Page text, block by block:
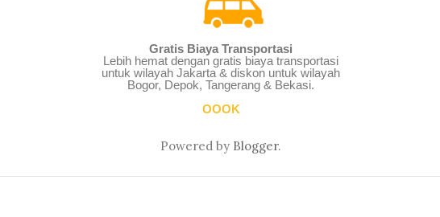
Gratis Biaya Transportasi
Lebih hemat dengan gratis biaya transportasi
untuk wilayah Jakarta & diskon untuk wilayah
Bogor, Depok, Tangerang & Bekasi.
OOOK
Powered by Blogger.